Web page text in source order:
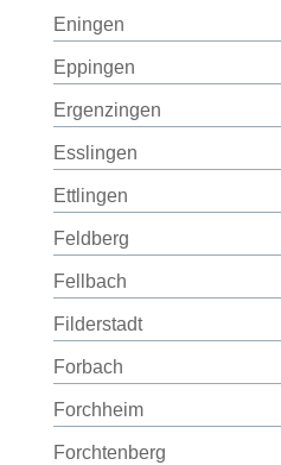
Eningen
Eppingen
Ergenzingen
Esslingen
Ettlingen
Feldberg
Fellbach
Filderstadt
Forbach
Forchheim
Forchtenberg